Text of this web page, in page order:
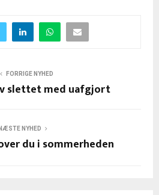
FORRIGE NYHED
slettet med uafgjort
NÆSTE NYHED
du i sommerheden